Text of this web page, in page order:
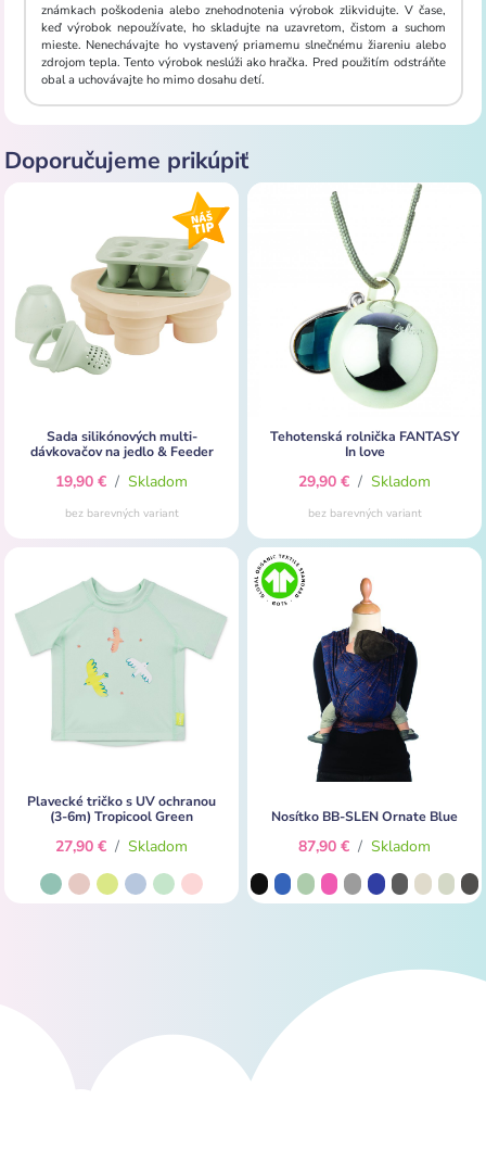
známkach poškodenia alebo znehodnotenia výrobok zlikvidujte. V čase,
keď výrobok nepoužívate, ho skladujte na uzavretom, čistom a suchom
mieste. Nenechávajte ho vystavený priamemu slnečnému žiareniu alebo
zdrojom tepla. Tento výrobok neslúži ako hračka. Pred použitím odstráňte
obal a uchovávajte ho mimo dosahu detí.
Doporučujeme prikúpiť
Sada silikónových multi-
dávkovačov na jedlo & Feeder
19,90 € / Skladom
bez barevných variant
Tehotenská rolnička FANTASY
In love
29,90 € / Skladom
bez barevných variant
Plavecké tričko s UV ochranou
(3-6m) Tropicool Green
27,90 € / Skladom
Nosítko BB-SLEN Ornate Blue
87,90 € / Skladom